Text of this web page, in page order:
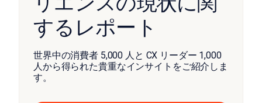
するレポート
世界中の消費者 5,000 人と CX リーダー 1,000
人から得られた貴重なインサイトをご紹介しま
す。